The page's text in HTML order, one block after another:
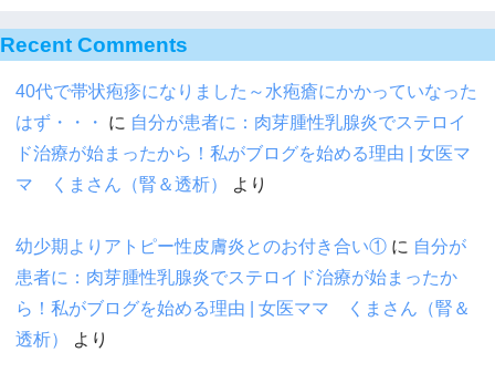
Recent Comments
40代で帯状疱疹になりました～水疱瘡にかかっていなった
はず・・・
に 自分が患者に：肉芽腫性乳腺炎でステロイ
ド治療が始まったから！私がブログを始める理由 | 女医マ
マ くまさん（腎＆透析）
より
幼少期よりアトピー性皮膚炎とのお付き合い① に 自分が
患者に：肉芽腫性乳腺炎でステロイド治療が始まったか
ら！私がブログを始める理由 | 女医ママ くまさん（腎＆
透析）
より